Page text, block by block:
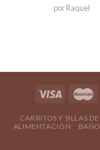
Valorado en
5
de 5
por Raquel
CARRITOS Y SILLAS
ALIMENTACIÓN